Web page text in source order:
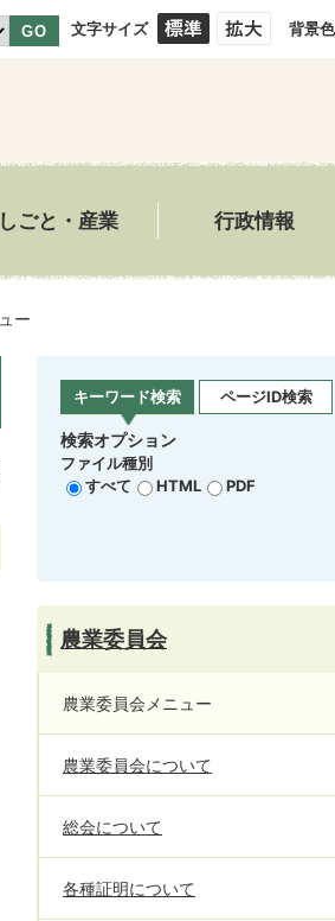
GO 文字サイズ 背景
しごと・産業 行政情報
ー
キーワード検索 ページID検索
検索オプション
ファイル種別
すべて
HTML PDF
農業委員会
農業委員会メニュー
農業委員会について
総会について
各種証明について